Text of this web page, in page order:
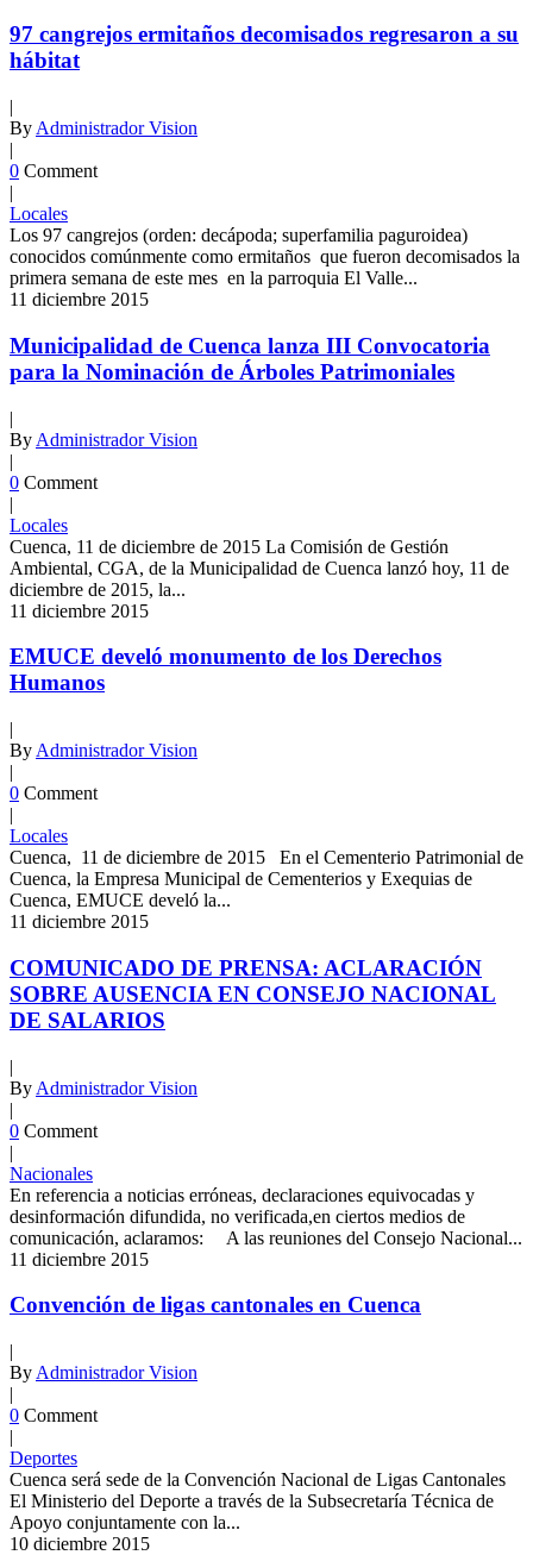
97 cangrejos ermitaños decomisados regresaron a su
hábitat
|
By Administrador Vision
|
0 Comment
|
Locales
Los 97 cangrejos (orden: decápoda; superfamilia paguroidea)
conocidos comúnmente como ermitaños que fueron decomisados la
primera semana de este mes en la parroquia El Valle...
11 diciembre 2015
Municipalidad de Cuenca lanza III Convocatoria
para la Nominación de Árboles Patrimoniales
|
By Administrador Vision
|
0 Comment
|
Locales
Cuenca, 11 de diciembre de 2015 La Comisión de Gestión
Ambiental, CGA, de la Municipalidad de Cuenca lanzó hoy, 11 de
diciembre de 2015, la...
11 diciembre 2015
EMUCE develó monumento de los Derechos
Humanos
|
By Administrador Vision
|
0 Comment
|
Locales
Cuenca, 11 de diciembre de 2015 En el Cementerio Patrimonial de
Cuenca, la Empresa Municipal de Cementerios y Exequias de
Cuenca, EMUCE develó la...
11 diciembre 2015
COMUNICADO DE PRENSA: ACLARACIÓN
SOBRE AUSENCIA EN CONSEJO NACIONAL
DE SALARIOS
|
By Administrador Vision
|
0 Comment
|
Nacionales
En referencia a noticias erróneas, declaraciones equivocadas y
desinformación difundida, no verificada,en ciertos medios de
comunicación, aclaramos: A las reuniones del Consejo Nacional...
11 diciembre 2015
Convención de ligas cantonales en Cuenca
|
By Administrador Vision
|
0 Comment
|
Deportes
Cuenca será sede de la Convención Nacional de Ligas Cantonales
El Ministerio del Deporte a través de la Subsecretaría Técnica de
Apoyo conjuntamente con la...
10 diciembre 2015